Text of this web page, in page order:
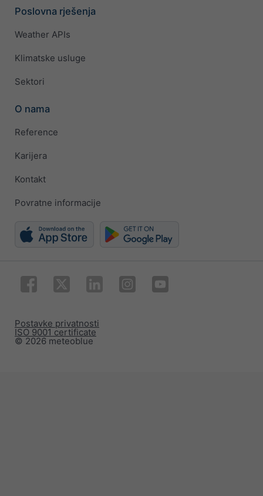
Poslovna rješenja
Weather APIs
Klimatske usluge
Sektori
O nama
Reference
Karijera
Kontakt
Povratne informacije
© 2026 meteoblue
ISO 9001 certificate
Postavke privatnosti